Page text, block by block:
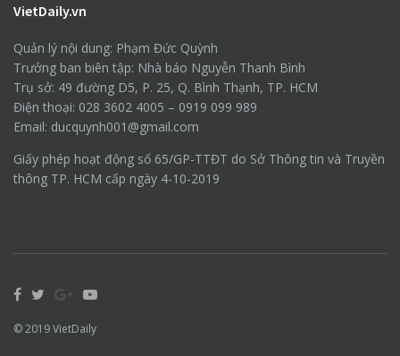
VietDaily.vn
Quản lý nội dung: Phạm Đức Quỳnh
Trưởng ban biên tập: Nhà báo Nguyễn Thanh Bình
Trụ sở: 49 đường D5, P. 25, Q. Bình Thạnh, TP. HCM
Điện thoại: 028 3602 4005 – 0919 099 989
Email: ducquynh001@gmail.com
Giấy phép hoạt động số 65/GP-TTĐT do Sở Thông tin và Truyền
thông TP. HCM cấp ngày 4-10-2019
© 2019VietDaily